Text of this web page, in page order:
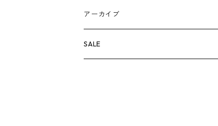
×COMME des GARCONS
26SS
25FW
BOX LOGOアイテム
パーカー/クルーネック
小物
シューズ
小物
バッグ
小物
キャップ・ハット
バッグ
パンツ
キャップ・ハット
ジャケット
パンツ
スウェット/ニット
シャツ
小物
A
A BATHING APE
B
アーカイブ
SALE